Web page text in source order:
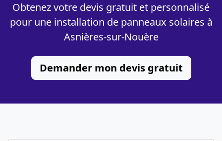
Obtenez votre devis gratuit et personnalisé
pour une installation de panneaux solaires à
Asnières-sur-Nouère
Demander mon devis gratuit